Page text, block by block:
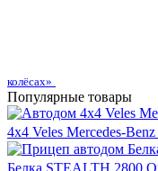
колёсах»
Популярные товары
4х4 Veles Mercedes-
Белка STEALTH 2800